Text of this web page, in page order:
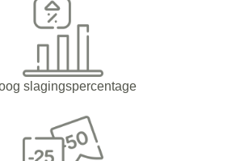
slagingspercentage